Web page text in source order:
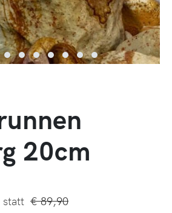
20cm
€89,90